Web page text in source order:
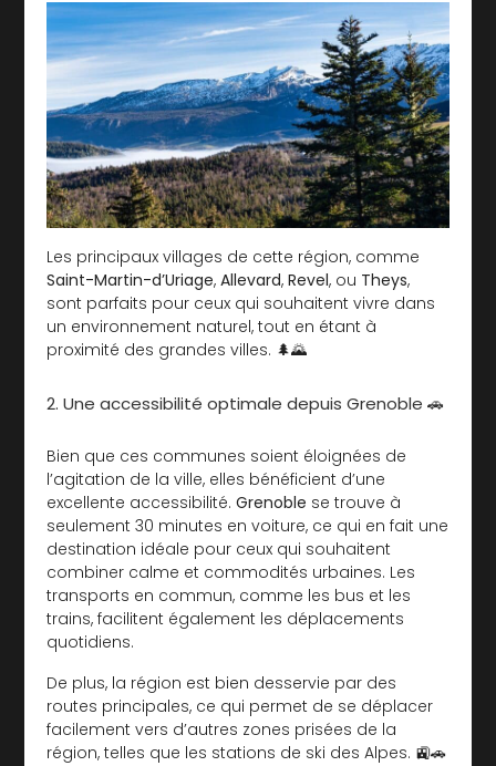
Les principaux villages de cette région, comme
Saint-Martin-d’Uriage,Allevard,Revel, ou Theys,
sont parfaits pour ceux qui souhaitent vivre dans
un environnement naturel, tout en étant à
proximité des grandes villes. 🌲🌄
2. Une accessibilité optimale depuis Grenoble 🚗
Bien que ces communes soient éloignées de
l’agitation de la ville, elles bénéficient d’une
excellente accessibilité.Grenoble se trouve à
seulement 30 minutes en voiture, ce qui en fait une
destination idéale pour ceux qui souhaitent
combiner calme et commodités urbaines. Les
transports en commun, comme les bus et les
trains, facilitent également les déplacements
quotidiens.
De plus, la région est bien desservie par des
routes principales, ce qui permet de se déplacer
facilement vers d’autres zones prisées de la
région, telles que les stations de ski des Alpes. 🚉🚗